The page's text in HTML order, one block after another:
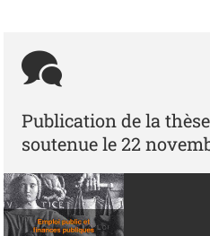
Publication de la
soutenue le 22